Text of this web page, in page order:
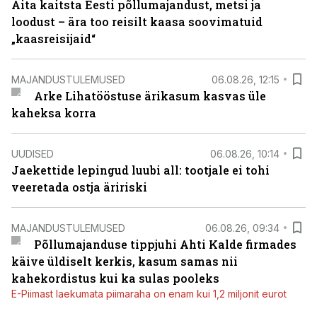
Aita kaitsta Eesti põllumajandust, metsi ja
loodust – ära too reisilt kaasa soovimatuid
„kaasreisijaid“
MAJANDUSTULEMUSED 06.08.26, 12:15
Arke Lihatööstuse ärikasum kasvas üle
kaheksa korra
UUDISED 06.08.26, 10:14
Jaekettide lepingud luubi all: tootjale ei tohi
veeretada ostja äririski
MAJANDUSTULEMUSED 06.08.26, 09:34
Põllumajanduse tippjuhi Ahti Kalde firmades
käive üldiselt kerkis, kasum samas nii
kahekordistus kui ka sulas pooleks
E-Piimast laekumata piimaraha on enam kui 1,2 miljonit eurot